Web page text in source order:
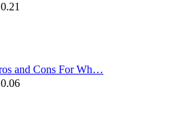
and Cons For Wh…